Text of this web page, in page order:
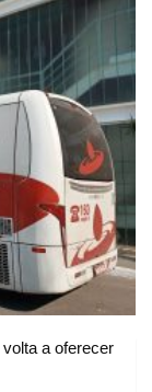
a oferecer